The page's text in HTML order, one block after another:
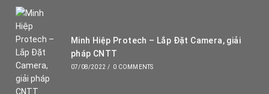
Minh Hiệp Protech – Lắp Đặt Camera, giải
pháp CNTT
07/08/2022 / 0 COMMENTS